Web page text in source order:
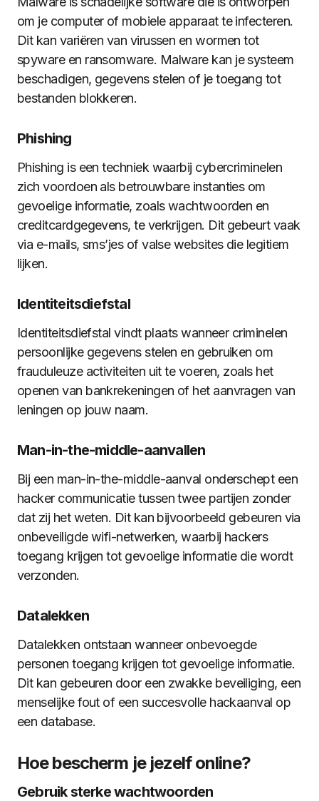
om je computer of mobiele apparaat te infecteren.
Dit kan variëren van virussen en wormen tot
spyware en ransomware. Malware kan je systeem
beschadigen, gegevens stelen of je toegang tot
bestanden blokkeren.
Phishing
Phishing is een techniek waarbij cybercriminelen
zich voordoen als betrouwbare instanties om
gevoelige informatie, zoals wachtwoorden en
creditcardgegevens, te verkrijgen. Dit gebeurt vaak
via e-mails, sms’jes of valse websites die legitiem
lijken.
Identiteitsdiefstal
Identiteitsdiefstal vindt plaats wanneer criminelen
persoonlijke gegevens stelen en gebruiken om
frauduleuze activiteiten uit te voeren, zoals het
openen van bankrekeningen of het aanvragen van
leningen op jouw naam.
Man-in-the-middle-aanvallen
Bij een man-in-the-middle-aanval onderschept een
hacker communicatie tussen twee partijen zonder
dat zij het weten. Dit kan bijvoorbeeld gebeuren via
onbeveiligde wifi-netwerken, waarbij hackers
toegang krijgen tot gevoelige informatie die wordt
verzonden.
Datalekken
Datalekken ontstaan wanneer onbevoegde
personen toegang krijgen tot gevoelige informatie.
Dit kan gebeuren door een zwakke beveiliging, een
menselijke fout of een succesvolle hackaanval op
een database.
Hoe bescherm je jezelf online?
Gebruik sterke wachtwoorden